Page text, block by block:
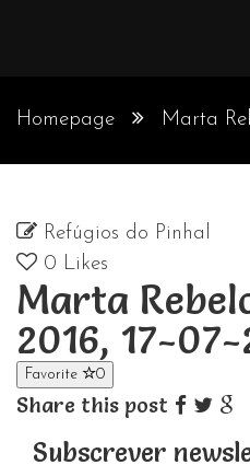
Homepage Marta
Refúgios do Pinhal
0 Likes
Marta
2016, 17-07-
Favorite 0
Share this post
Subscrever